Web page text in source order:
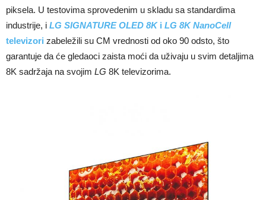
piksela. U testovima sprovedenim u skladu sa standardima
industrije, i LG SIGNATURE OLED 8Ki LG 8K NanoCell
televizori zabeležili su CM vrednosti od oko 90 odsto, što
garantuje da će gledaoci zaista moći da uživaju u svim detaljima
8K sadržaja na svojim LG 8K televizorima.